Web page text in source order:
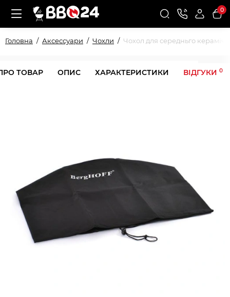
0
Головна Аксессуари Чохли Чохол для середньго
ТОВАР ОПИС ХАРАКТЕРИСТИКИ ВІДГУКИ 0